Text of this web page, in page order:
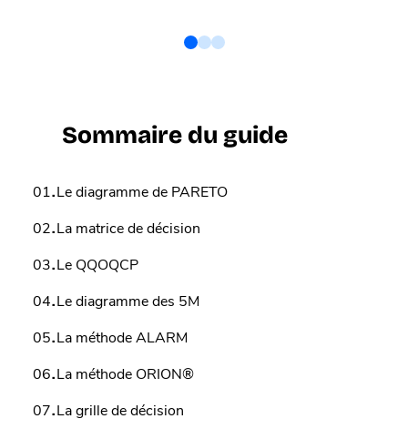
Sommaire du guide
01.Le diagramme de PARETO
02.La matrice de décision
03.Le QQOQCP
04.Le diagramme des 5M
05.La méthode ALARM
06.La méthode ORION®
07.La grille de décision